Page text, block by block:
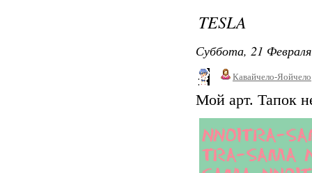
TESLA
Суббота, 21
Кавайчело-Яойчело
Мой арт. Тапок